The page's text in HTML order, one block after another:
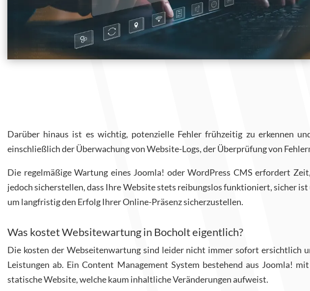
Darüber hinaus ist es wichtig, potenzielle Fehler frühzeitig zu erkennen
einschließlich der Überwachung von Website-Logs, der Überprüfung von
Die regelmäßige Wartung eines Joomla! oder WordPress CMS erfordert
jedoch sicherstellen, dass Ihre Website stets reibungslos funktioniert, sicher
um langfristig den Erfolg Ihrer Online-Präsenz sicherzustellen.
Was kostet Websitewartung in Bocholt eigentlich?
Die kosten der Webseitenwartung sind leider nicht immer sofort ersichtlich
Leistungen ab. Ein Content Management System bestehend aus Joomla!
statische Website, welche kaum inhaltliche Veränderungen aufweist.